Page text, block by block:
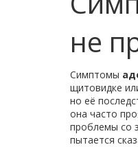
не
Симптомы
щитовидке
но её
она часто
проблемы со
пытается